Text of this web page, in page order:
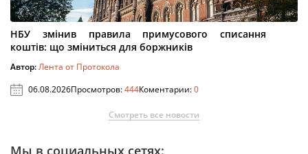
НБУ змінив правила примусового списання
коштів: що зміниться для боржників
Автор:Лента от Протокола
06.08.2026Просмотров:444Коментарии:0
Смотреть все новости
Мы в социальных сетях: